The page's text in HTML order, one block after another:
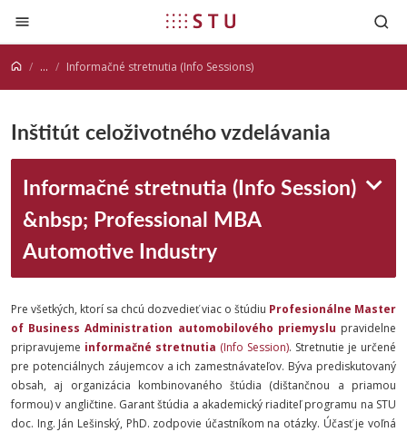
Prejsť na obsah
... Informačné stretnutia (Info Sessions)
Inštitút celoživotného vzdelávania
Informačné stretnutia (Info Session)
&nbsp; Professional MBA
Automotive Industry
Pre všetkých, ktorí sa chcú dozvedieť viac o štúdiu Profesionálne Master
of Business Administration automobilového priemyslu pravidelne
pripravujeme informačné stretnutia (Info Session). Stretnutie je určené
pre potenciálnych záujemcov a ich zamestnávateľov. Býva prediskutovaný
obsah, aj organizácia kombinovaného štúdia (dištančnou a priamou
formou) v angličtine. Garant štúdia a akademický riaditeľ programu na STU
doc. Ing. Ján Lešinský, PhD. zodpovie účastníkom na otázky. Účasť je voľná